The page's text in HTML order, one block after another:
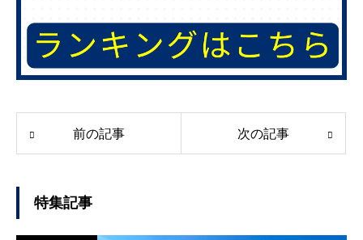
前の記事 次の記事
特集記事